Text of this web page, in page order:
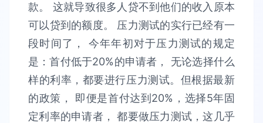
款。 这就导致很多人贷不到他们的收入原本
可以贷到的额度。 压力测试的实行已经有一
段时间了， 今年年初对于压力测试的规定
是：首付低于20%的申请者， 无论选择什么
样的利率，都要进行压力测试。但根据最新
的政策， 即便是首付达到20%，选择5年固
定利率的申请者， 都要做压力测试，这几乎